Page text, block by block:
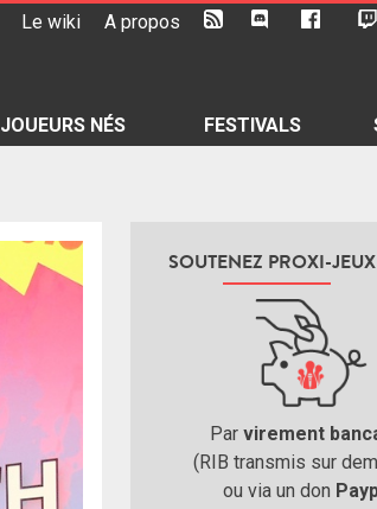
Le wiki A propos
JOUEURS NÉS FESTIVALS
SOUTENEZ PROXI-
Par virement
(RIB transmis sur
ou via un don